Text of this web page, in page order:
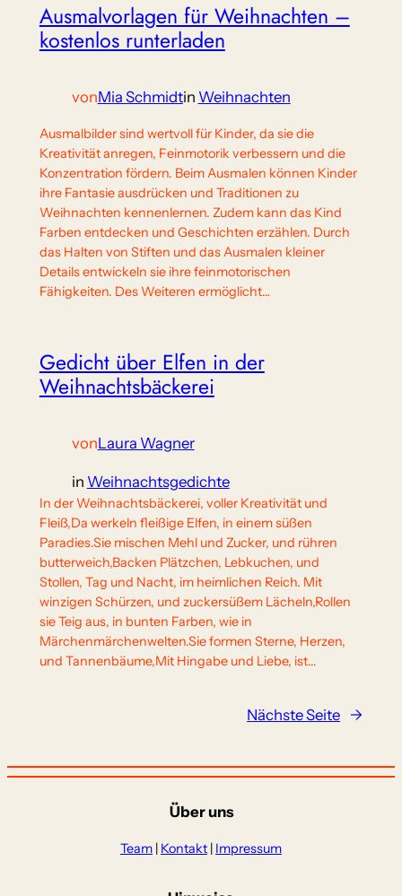
Ausmalvorlagen für Weihnachten –
kostenlos runterladen
vonMia Schmidtin Weihnachten
Ausmalbilder sind wertvoll für Kinder, da sie die
Kreativität anregen, Feinmotorik verbessern und die
Konzentration fördern. Beim Ausmalen können Kinder
ihre Fantasie ausdrücken und Traditionen zu
Weihnachten kennenlernen. Zudem kann das Kind
Farben entdecken und Geschichten erzählen. Durch
das Halten von Stiften und das Ausmalen kleiner
Details entwickeln sie ihre feinmotorischen
Fähigkeiten. Des Weiteren ermöglicht…
Gedicht über Elfen in der
Weihnachtsbäckerei
vonLaura Wagner
in Weihnachtsgedichte
In der Weihnachtsbäckerei, voller Kreativität und
Fleiß,Da werkeln fleißige Elfen, in einem süßen
Paradies.Sie mischen Mehl und Zucker, und rühren
butterweich,Backen Plätzchen, Lebkuchen, und
Stollen, Tag und Nacht, im heimlichen Reich. Mit
winzigen Schürzen, und zuckersüßem Lächeln,Rollen
sie Teig aus, in bunten Farben, wie in
Märchenmärchenwelten.Sie formen Sterne, Herzen,
und Tannenbäume,Mit Hingabe und Liebe, ist…
Nächste Seite →
Über uns
Team | Kontakt | Impressum